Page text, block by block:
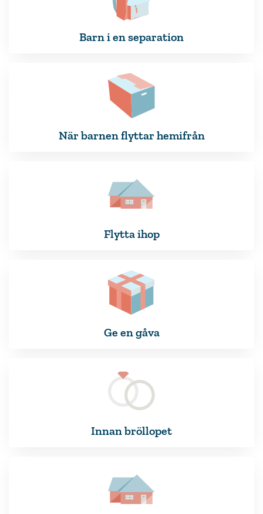
Barn i en separation
När barnen flyttar hemifrån
Flytta ihop
Ge en gåva
Innan bröllopet